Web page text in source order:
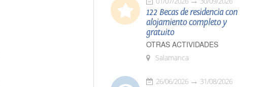
122 Becas de residencia con
alojamiento completo y
gratuito
OTRAS ACTIVIDADES
Salamanca
26/06/2026 31/08/2026